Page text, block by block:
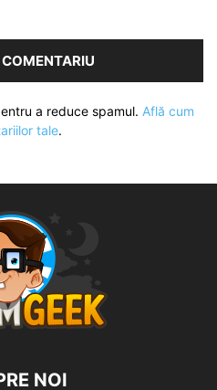
a reduce spamul. Află cum
tale.
NOI